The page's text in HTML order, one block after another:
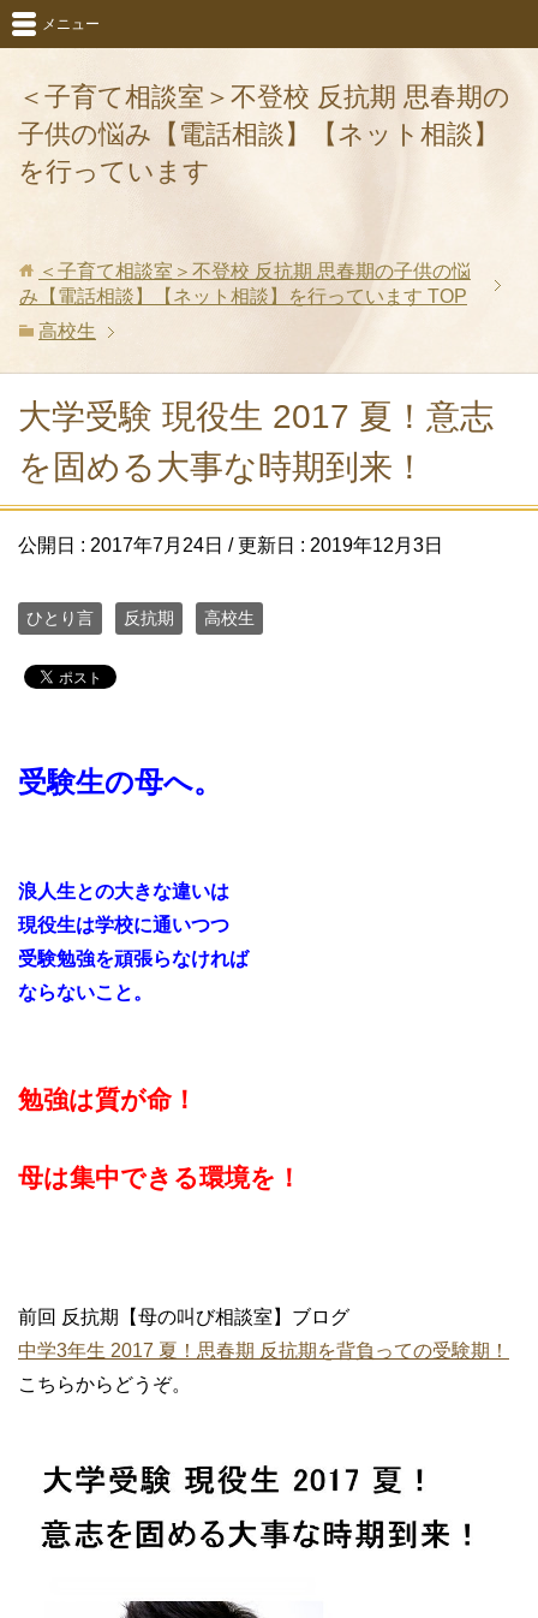
＜子育て相談室＞不登校 反抗期 思春期の
子供の悩み【電話相談】【ネット相談】
を行っています
メニュー
＜子育て相談室＞不登校 反抗期 思春期の子供の悩
み【電話相談】【ネット相談】を行っています TOP
高校生
大学受験 現役生 2017 夏！意志
を固める大事な時期到来！
公開日 : 2017年7月24日 / 更新日 : 2019年12月3日
ひとり言 反抗期 高校生
受験生の母へ。
浪人生との大きな違いは
現役生は学校に通いつつ
受験勉強を頑張らなければ
ならないこと。
勉強は質が命！
母は集中できる環境を！
前回 反抗期【母の叫び相談室】ブログ
中学3年生 2017 夏！思春期 反抗期を背負っての受験期！
こちらからどうぞ。